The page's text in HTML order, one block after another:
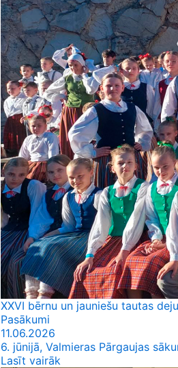
XXVI bērnu un jauniešu tautas
Pasākumi
11.06.2026
6. jūnijā, Valmieras Pārgaujas
Lasīt vairāk